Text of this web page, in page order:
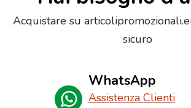
Acquistare su
sicuro
WhatsApp
Assistenza Clienti